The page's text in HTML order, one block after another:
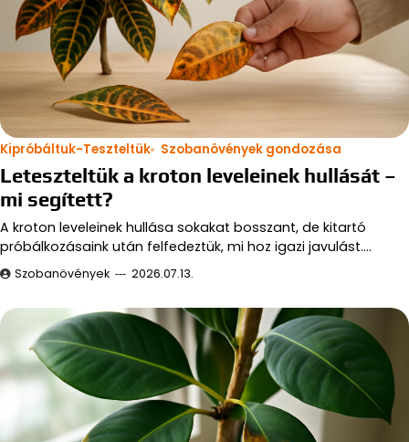
Kipróbáltuk-Teszteltük Szobanövények gondozása
Leteszteltük a kroton leveleinek hullását –
mi segített?
A kroton leveleinek hullása sokakat bosszant, de kitartó
próbálkozásaink után felfedeztük, mi hoz igazi javulást.…
Szobanövények 2026.07.13.